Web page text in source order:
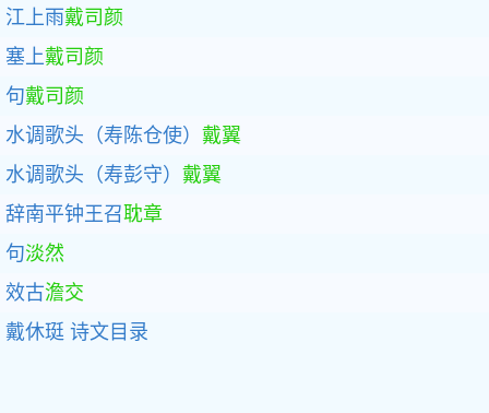
江上雨戴司颜
塞上戴司颜
句戴司颜
水调歌头（寿陈仓使） 戴翼
水调歌头（寿彭守） 戴翼
辞南平钟王召耽章
句淡然
效古澹交
戴休珽 诗文目录